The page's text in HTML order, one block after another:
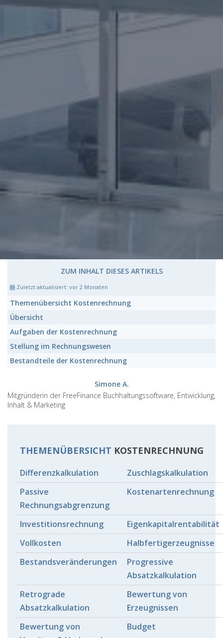
ZUM INHALT DIESES ARTIKELS
Zuletzt aktualisiert: vor 2 Monaten
Themenübersicht Kostenrechnung
Übersicht
Aufgaben der Kostenrechnung
Stellung im Rechnungswesen
Bestandteile der Kostenrechnung
Simone A.
Mitgründerin der FreeFinance Buchhaltungssoftware, Entwicklung,
Inhalt & Marketing
THEMENÜBERSICHT KOSTENRECHNUNG
Differenzkalkulation
Zuschlagskalkulation
Passive
Rechnungsabgrenzung
Kostenartenrechnung
Investitionsrechnung
Eigenkapitalrentabilität
Vollkosten
Halbfertigerzeugnisse
Bestandsveränderungen
Progressive
Absatzkalkulation
Retrograde
Absatzkalkulation
Bewertung von
Erzeugnissen
Bewertung von
Budget